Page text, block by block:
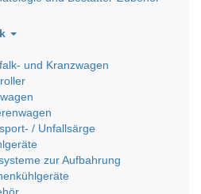
und Kranzwagen
/ Unfallsärge
zur Aufbahrung